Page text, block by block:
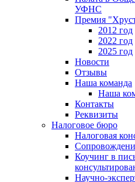
УФНС
Премия
2012 год
2022 год
2025 год
Новости
Отзывы
Наша команда
Наша
Контакты
Реквизиты
Налоговое бюро
Налоговая
Коучинг в
Научно-